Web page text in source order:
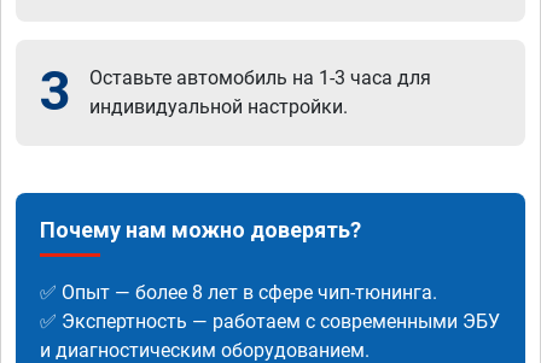
3
Оставьте автомобиль на 1-3 часа для
индивидуальной настройки.
Почему нам можно доверять?
✅ Опыт — более 8 лет в сфере чип-тюнинга.
✅ Экспертность — работаем с современными ЭБУ
и диагностическим оборудованием.